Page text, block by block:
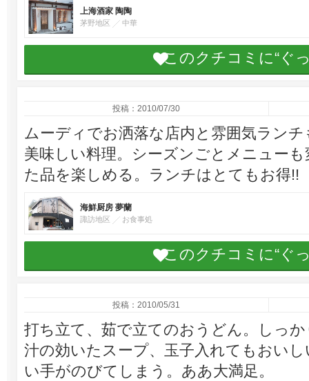
上海酒家 陶陶
茅野地区 中華
このクチコミに“ぐ
投稿：2010/07/30
ムーディでお洒落な店内と雰囲気ラン
美味しい料理。シーズンごとメニュー
た品を楽しめる。ランチはとてもお得!!
海鮮厨房 夢蘭
諏訪地区 お食事処
このクチコミに“ぐ
投稿：2010/05/31
打ち立て、茹で立てのおうどん。しっ
汁の効いたスープ、玉子入れてもおい
い手がのびてしまう。ああ大満足。